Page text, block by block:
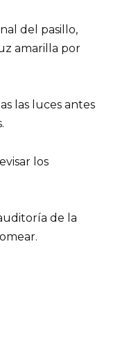
del pasillo,
amarilla por
las luces antes
los
de la